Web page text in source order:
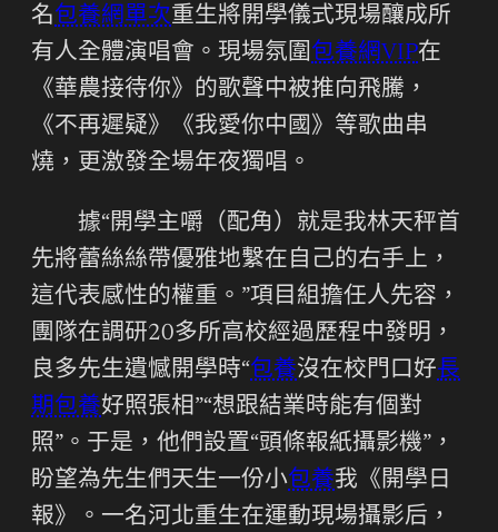
名包養網單次重生將開學儀式現場釀成所
有人全體演唱會。現場氛圍包養網VIP在
《華農接待你》的歌聲中被推向飛騰，
《不再遲疑》《我愛你中國》等歌曲串
燒，更激發全場年夜獨唱。
據“開學主嚼（配角）就是我林天秤首
先將蕾絲絲帶優雅地繫在自己的右手上，
這代表感性的權重。”項目組擔任人先容，
團隊在調研20多所高校經過歷程中發明，
良多先生遺憾開學時“包養沒在校門口好長
期包養好照張相”“想跟結業時能有個對
照”。于是，他們設置“頭條報紙攝影機”，
盼望為先生們天生一份小包養我《開學日
報》。一名河北重生在運動現場攝影后，